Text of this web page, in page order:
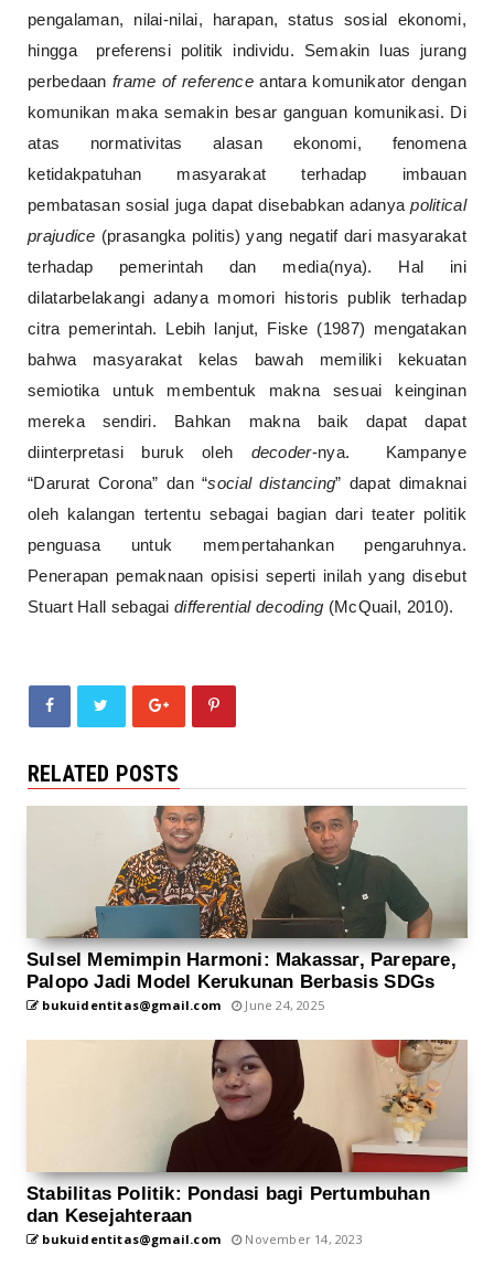
pengalaman, nilai-nilai, harapan, status sosial ekonomi,
hingga preferensi politik individu. Semakin luas jurang
perbedaanframe of referenceantara komunikator dengan
komunikan maka semakin besar ganguan komunikasi. Di
atas normativitas alasan ekonomi, fenomena
ketidakpatuhan masyarakat terhadap imbauan
pembatasan sosial juga dapat disebabkan adanyapolitical
prajudice (prasangka politis) yang negatif dari masyarakat
terhadap pemerintah dan media(nya). Hal ini
dilatarbelakangi adanya momori historis publik terhadap
citra pemerintah. Lebih lanjut, Fiske (1987) mengatakan
bahwa masyarakat kelas bawah memiliki kekuatan
semiotika untuk membentuk makna sesuai keinginan
mereka sendiri. Bahkan makna baik dapat dapat
diinterpretasi buruk oleh decoder-nya. Kampanye
“Darurat Corona” dan “social distancing” dapat dimaknai
oleh kalangan tertentu sebagai bagian dari teater politik
penguasa untuk mempertahankan pengaruhnya.
Penerapan pemaknaan opisisi seperti inilah yang disebut
Stuart Hall sebagaidifferential decoding (McQuail, 2010).
RELATED POSTS
Sulsel Memimpin Harmoni: Makassar, Parepare,
Palopo Jadi Model Kerukunan Berbasis SDGs
bukuidentitas@gmail.com June 24, 2025
Stabilitas Politik: Pondasi bagi Pertumbuhan
dan Kesejahteraan
bukuidentitas@gmail.com November 14, 2023